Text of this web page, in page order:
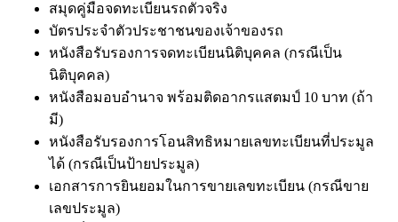
สมุดคู่มือจดทะเบียนรถตัวจริง
บัตรประจำตัวประชาชนของเจ้าของรถ
หนังสือรับรองการจดทะเบียนนิติบุคคล (กรณีเป็น
นิติบุคคล)
หนังสือมอบอำนาจ พร้อมติดอากรแสตมป์ 10 บาท (ถ้า
มี)
หนังสือรับรองการโอนสิทธิหมายเลขทะเบียนที่ประมูล
ได้ (กรณีเป็นป้ายประมูล)
เอกสารการยินยอมในการขายเลขทะเบียน (กรณีขาย
เลขประมูล)